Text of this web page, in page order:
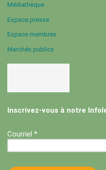
Médiathèque
Espace presse
Espace membres
Marchés publics
Inscrivez-vous à notre
Courriel *